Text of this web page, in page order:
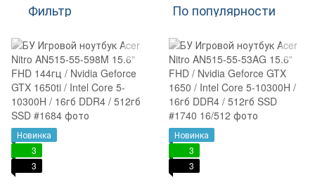
Фильтр По популярности
Новинка
3
3
Новинка
3
3